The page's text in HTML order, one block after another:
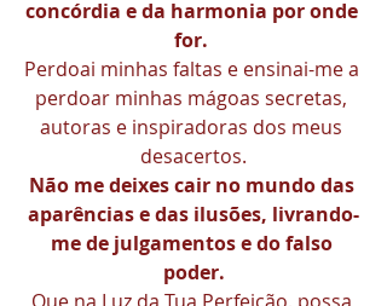
concórdia e da harmonia por onde
for.
Perdoai minhas faltas e ensinai-me a
perdoar minhas mágoas secretas,
autoras e inspiradoras dos meus
desacertos.
Não me deixes cair no mundo das
aparências e das ilusões, livrando-
me de julgamentos e do falso
poder.
Que na Luz da Tua Perfeição, possa